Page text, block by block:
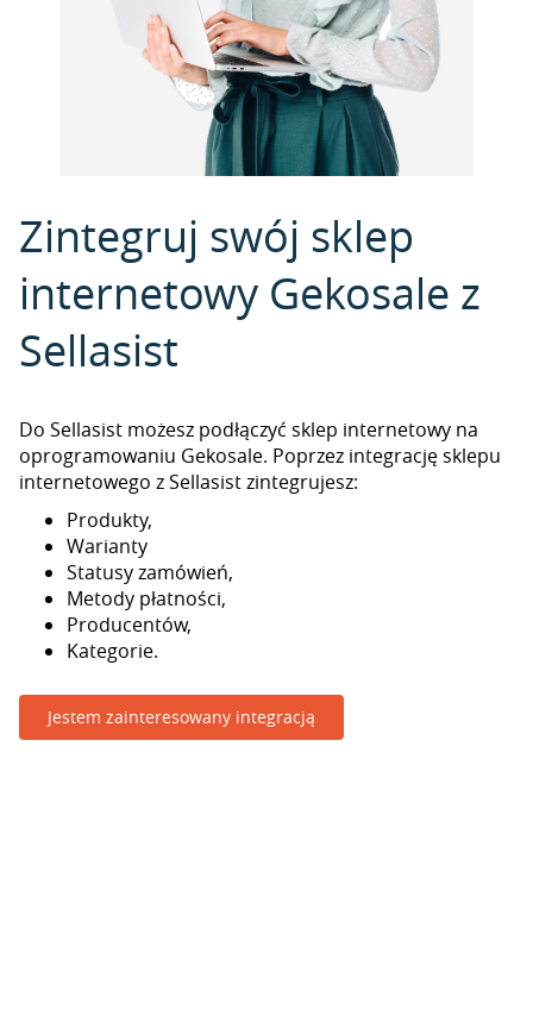
Zintegruj swój sklep
internetowy Gekosale z
Sellasist
Do Sellasist możesz podłączyć sklep internetowy na
oprogramowaniu Gekosale. Poprzez integrację sklepu
internetowego z Sellasist zintegrujesz:
Produkty,
Warianty
Statusy zamówień,
Metody płatności,
Producentów,
Kategorie.
Jestem zainteresowany integracją